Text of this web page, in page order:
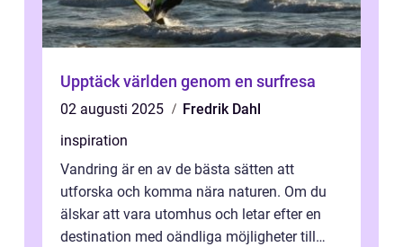
Upptäck världen genom en surfresa
02 augusti 2025
Fredrik Dahl
inspiration
Vandring är en av de bästa sätten att
utforska och komma nära naturen. Om du
älskar att vara utomhus och letar efter en
destination med oändliga möjligheter till